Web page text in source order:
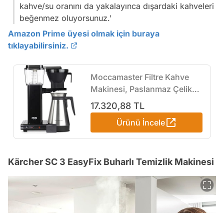
kahve/su oranını da yakalayınca dışardaki kahveleri
beğenmez oluyorsunuz.'
Amazon Prime üyesi olmak için buraya
tıklayabilirsiniz.
Moccamaster Filtre Kahve
Makinesi, Paslanmaz Çelik
Termoslu, 1.25 L Kapasite,
Siyah, 1450W
17.320,88 TL
Ürünü İncele
Kärcher SC 3 EasyFix Buharlı Temizlik Makinesi